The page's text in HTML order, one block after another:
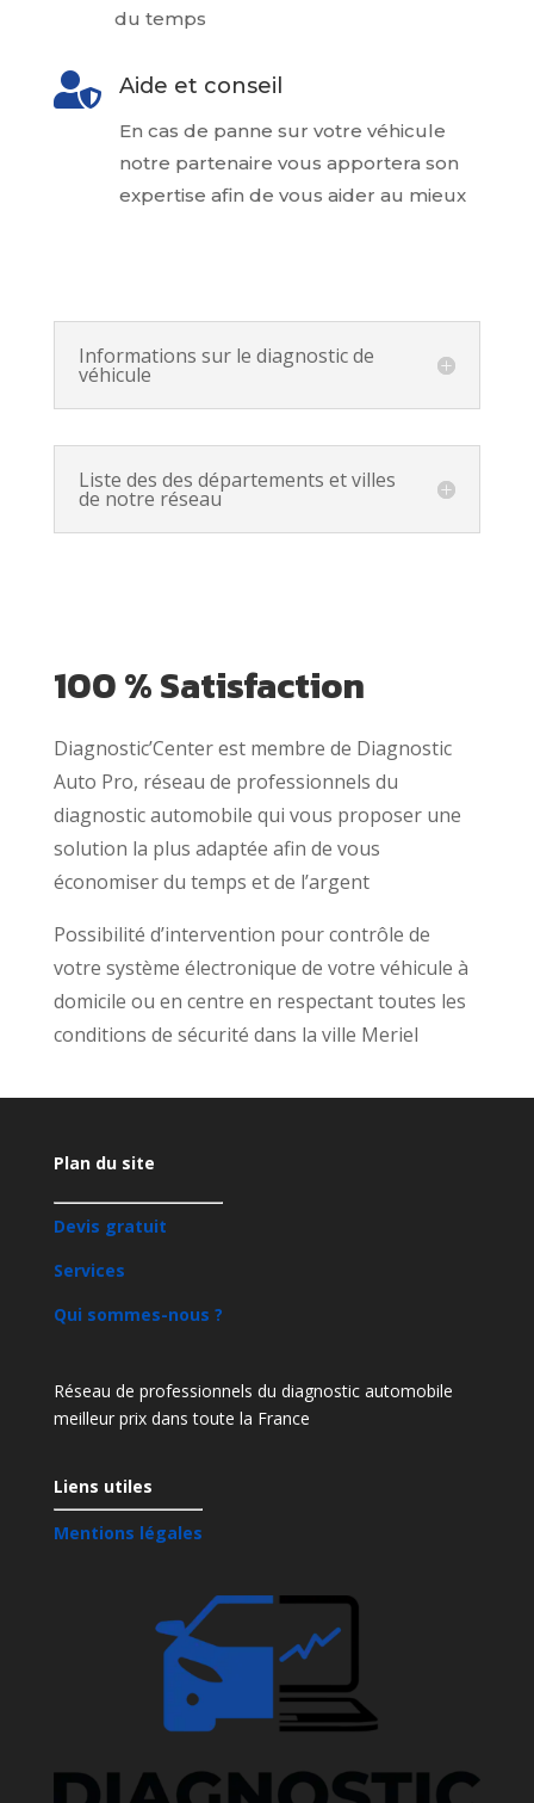
du temps
 Aide et conseil
En cas de panne sur votre véhicule
notre partenaire vous apportera son
expertise afin de vous aider au mieux
Informations sur le diagnostic de
véhicule
Liste des des départements et villes
de notre réseau
100 % Satisfaction
Diagnostic’Center est membre de Diagnostic
Auto Pro, réseau de professionnels du
diagnostic automobile qui vous proposer une
solution la plus adaptée afin de vous
économiser du temps et de l’argent
Possibilité d’intervention pour contrôle de
votre système électronique de votre véhicule à
domicile ou en centre en respectant toutes les
conditions de sécurité dans la ville Meriel
Plan du site
Devis gratuit
Services
Qui sommes-nous ?
Réseau de professionnels du diagnostic automobile
meilleur prix dans toute la France
Liens utiles
Mentions légales